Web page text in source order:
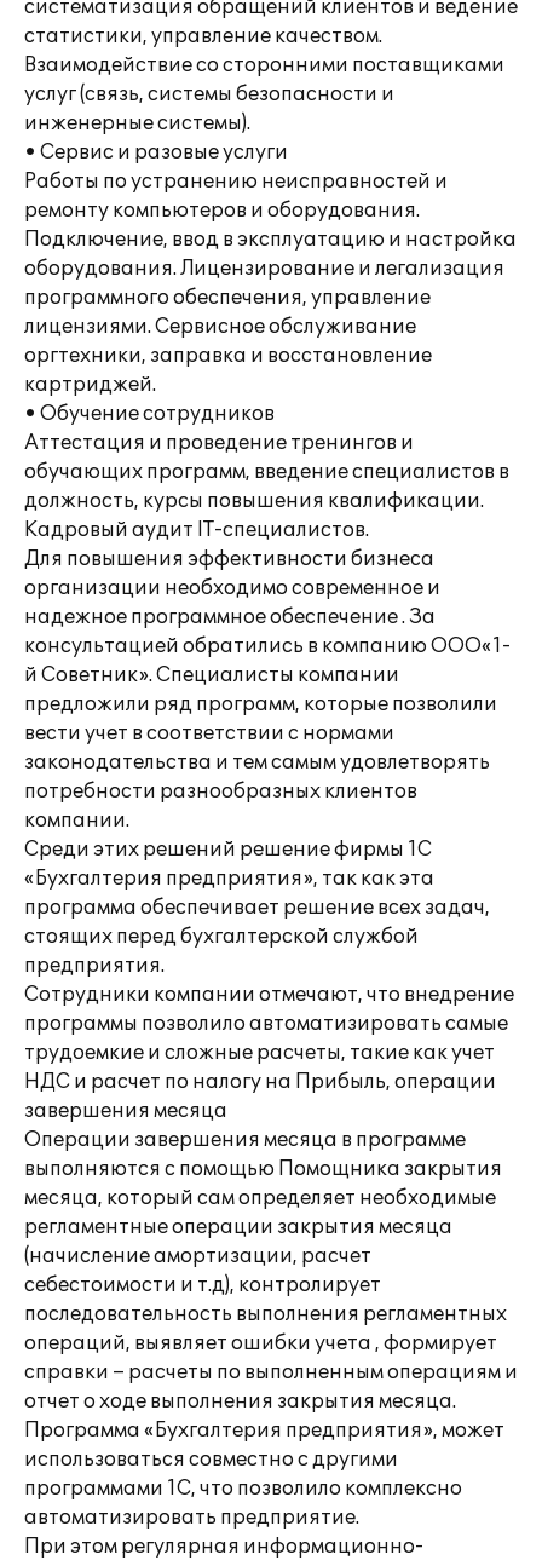
систематизация обращений клиентов и ведение
статистики, управление качеством.
Взаимодействие со сторонними поставщиками
услуг (связь, системы безопасности и
инженерные системы).
• Сервис и разовые услуги
Работы по устранению неисправностей и
ремонту компьютеров и оборудования.
Подключение, ввод в эксплуатацию и настройка
оборудования. Лицензирование и легализация
программного обеспечения, управление
лицензиями. Сервисное обслуживание
оргтехники, заправка и восстановление
картриджей.
• Обучение сотрудников
Аттестация и проведение тренингов и
обучающих программ, введение специалистов в
должность, курсы повышения квалификации.
Кадровый аудит IT-специалистов.
Для повышения эффективности бизнеса
организации необходимо современное и
надежное программное обеспечение . За
консультацией обратились в компанию ООО«1-
й Советник». Специалисты компании
предложили ряд программ, которые позволили
вести учет в соответствии с нормами
законодательства и тем самым удовлетворять
потребности разнообразных клиентов
компании.
Среди этих решений решение фирмы 1С
«Бухгалтерия предприятия», так как эта
программа обеспечивает решение всех задач,
стоящих перед бухгалтерской службой
предприятия.
Сотрудники компании отмечают, что внедрение
программы позволило автоматизировать самые
трудоемкие и сложные расчеты, такие как учет
НДС и расчет по налогу на Прибыль, операции
завершения месяца
Операции завершения месяца в программе
выполняются с помощью Помощника закрытия
месяца, который сам определяет необходимые
регламентные операции закрытия месяца
(начисление амортизации, расчет
себестоимости и т.д), контролирует
последовательность выполнения регламентных
операций, выявляет ошибки учета , формирует
справки – расчеты по выполненным операциям и
отчет о ходе выполнения закрытия месяца.
Программа «Бухгалтерия предприятия», может
использоваться совместно с другими
программами 1С, что позволило комплексно
автоматизировать предприятие.
При этом регулярная информационно-